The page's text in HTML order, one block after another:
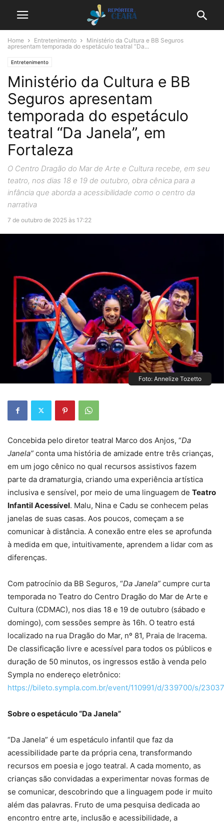
Home Entretenimento
Ministério da Cultura e BB Seguros
apresentam temporada do espetáculo teatral “Da...
Entretenimento
Ministério da Cultura e BB
Seguros apresentam
temporada do espetáculo
teatral “Da Janela”, em
Fortaleza
O Centro Dragão do Mar de Arte e Cultura recebe, em seu
teatro, nos dias 18 e 19 de outubro, obra cênica para a
infância que aborda a acessibilidade como o centro da
narrativa
7 de outubro de 2025 às 17:22
Foto: Annelize Tozetto
Concebida pelo diretor teatral Marco dos Anjos, “Da
Janela” conta uma história de amizade entre três crianças,
em um jogo cênico no qual recursos assistivos fazem
parte da dramaturgia, criando uma experiência artística
inclusiva e sensível, por meio de uma linguagem de Teatro
Infantil Acessível. Malu, Nina e Cadu se conhecem pelas
janelas de suas casas. Aos poucos, começam a se
comunicar à distância. A conexão entre eles se aprofunda
à medida em que, intuitivamente, aprendem a lidar com as
diferenças.
Com patrocínio da BB Seguros, “Da Janela” cumpre curta
temporada no Teatro do Centro Dragão do Mar de Arte e
Cultura (CDMAC), nos dias 18 e 19 de outubro (sábado e
domingo), com sessões sempre às 16h. O teatro está
localizado na rua Dragão do Mar, nº 81, Praia de Iracema.
De classificação livre e acessível para todos os públicos e
duração de 50 minutos, os ingressos estão à venda pelo
Sympla no endereço eletrônico:
https://bileto.sympla.com.br/event/110991/d/339700/s/
Sobre o espetáculo “Da Janela”
“Da Janela” é um espetáculo infantil que faz da
acessibilidade parte da própria cena, transformando
recursos em poesia e jogo teatral. A cada momento, as
crianças são convidadas a experimentar novas formas de
se comunicar, descobrindo que a linguagem pode ir muito
além das palavras. Fruto de uma pesquisa dedicada ao
encontro entre arte, inclusão e acessibilidade, a